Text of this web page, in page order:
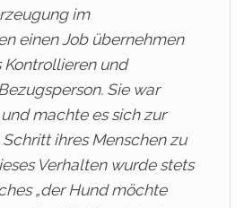
im
einen Job übernehmen
Kontrollieren und
Sie war
machte es sich zur
ihres Menschen zu
Verhalten wurde stets
„der Hund möchte